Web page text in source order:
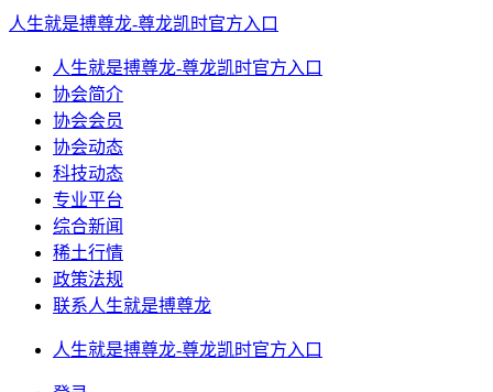
人生就是搏尊龙-尊龙凯时官方入口
人生就是搏尊龙-尊龙凯时官方入口
协会简介
协会会员
协会动态
科技动态
专业平台
综合新闻
稀土行情
政策法规
联系人生就是搏尊龙
人生就是搏尊龙-尊龙凯时官方入口